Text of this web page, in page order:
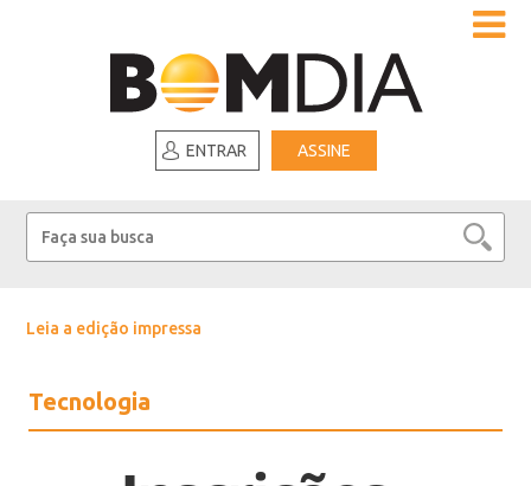
ENTRAR ASSINE
Leia a edição impressa
Tecnologia